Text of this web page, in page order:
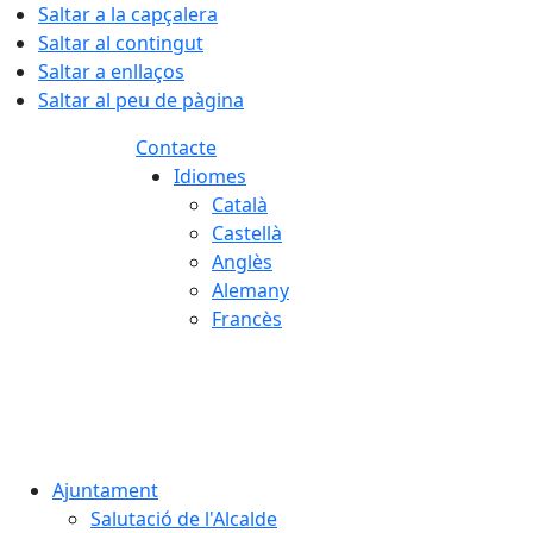
Saltar a la capçalera
Saltar al contingut
Saltar a enllaços
Saltar al peu de pàgina
Contacte
Idiomes
Català
Castellà
Anglès
Alemany
Francès
Ajuntament
Salutació de l'Alcalde